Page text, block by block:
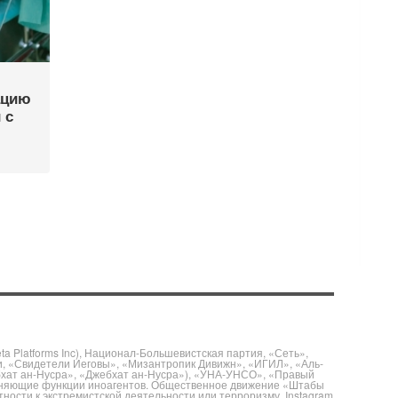
с
Platforms Inc), Национал-Большевистская партия, «Сеть»,
«Свидетели Иеговы», «Мизантропик Дивижн», «ИГИЛ», «Аль-
ан-Нусра», «Джебхат ан-Нусра»), «УНА-УНСО», «Правый
функции иноагентов. Общественное движение «Штабы
к экстремистской деятельности или терроризму. Instagram